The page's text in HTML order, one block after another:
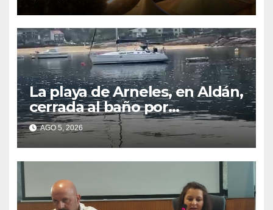
La playa de Arneles, en Aldán,
cerrada al baño por
contaminación del agua tras
detectarse restos fecales
AGO 5, 2026